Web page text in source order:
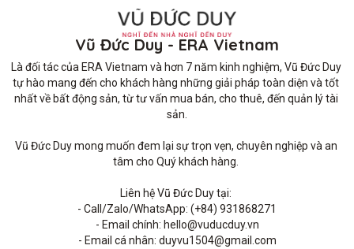
Vũ Đức Duy - ERA Vietnam
Là đối tác của ERA Vietnam và hơn 7 năm kinh nghiệm, Vũ Đức Duy
tự hào mang đến cho khách hàng những giải pháp toàn diện và tốt
nhất về bất động sản, từ tư vấn mua bán, cho thuê, đến quản lý tài
sản.
Vũ Đức Duy mong muốn đem lại sự trọn vẹn, chuyên nghiệp và an
tâm cho Quý khách hàng.
Liên hệ Vũ Đức Duy tại:
- Call/Zalo/WhatsApp: (+84) 931868271
- Email chính: hello@vuducduy.vn
- Email cá nhân: duyvu1504@gmail.com